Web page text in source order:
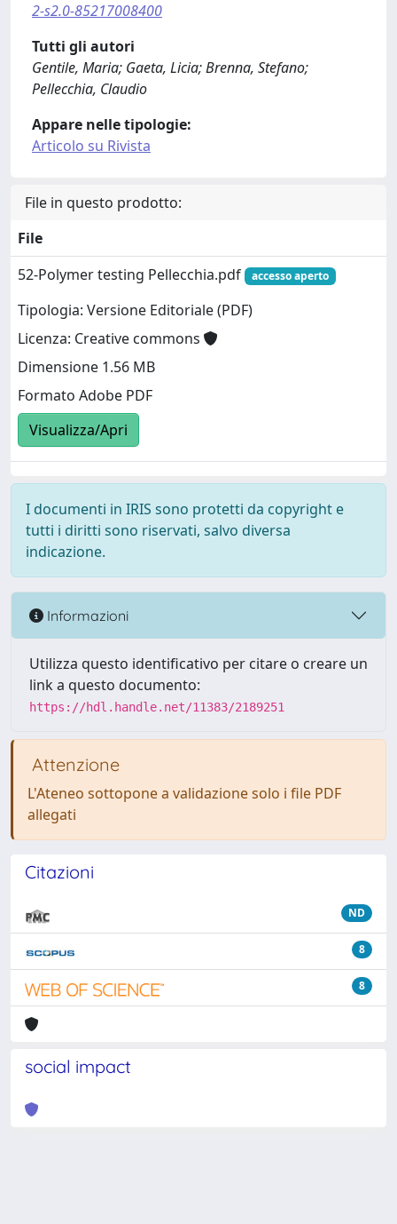
2-s2.0-85217008400
Tutti gli autori
Gentile, Maria; Gaeta, Licia; Brenna, Stefano;
Pellecchia, Claudio
Appare nelle tipologie:
Articolo su Rivista
File in questo prodotto:
File
52-Polymer testing Pellecchia.pdf
accesso aperto
Tipologia: Versione Editoriale (PDF)
Licenza: Creative commons
Dimensione 1.56 MB
Formato Adobe PDF
Visualizza/Apri
I documenti in IRIS sono protetti da copyright e
tutti i diritti sono riservati, salvo diversa
indicazione.
Informazioni
Utilizza questo identificativo per citare o creare un
link a questo documento:
https://hdl.handle.net/11383/2189251
Attenzione
L'Ateneo sottopone a validazione solo i file PDF
allegati
Citazioni
ND
8
8
social impact